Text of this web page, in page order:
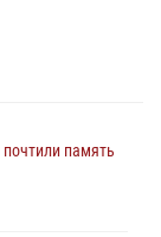
память